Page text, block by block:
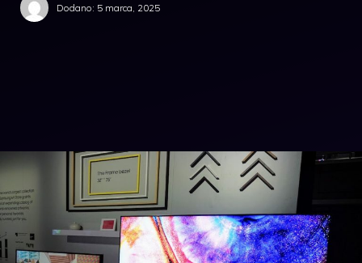
Dodano: 5 marca, 2025